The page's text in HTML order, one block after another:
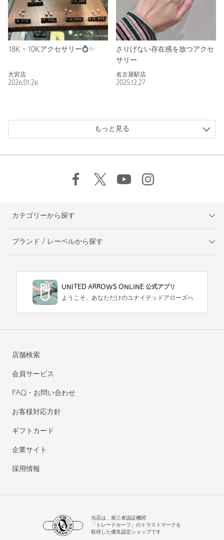
18K・10Kアクセサリー💍✨
大宮店
2026.01.26
さりげない存在感を放つアクセ
サリー
名古屋駅店
2025.12.27
もっと見る
カテゴリーから探す
ブランド / レーベルから探す
UNITED ARROWS ONLINE 公式アプリ
ようこそ、あなただけのユナイテッドアローズへ
店舗検索
会員サービス
FAQ・お問い合わせ
お客様対応方針
ギフトカード
企業サイト
採用情報
当店は、第三者認証機関
「トレードセーフ」のトラストマークを
取得した優良認定ショップです